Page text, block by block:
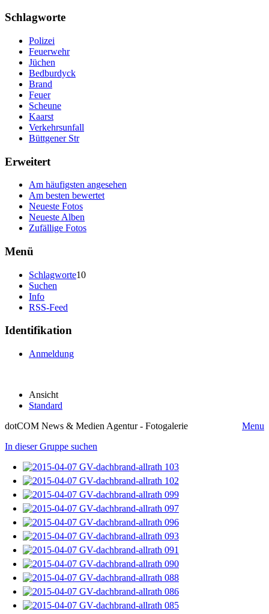
Schlagworte
Polizei
Feuerwehr
Jüchen
Bedburdyck
Brand
Feuer
Scheune
Kaarst
Verkehrsunfall
Büttgener Str
Erweitert
Am häufigsten angesehen
Am besten bewertet
Neueste Fotos
Neueste Alben
Zufällige Fotos
Menü
Schlagworte10
Suchen
Info
RSS-Feed
Identifikation
Anmeldung
Ansicht
Standard
dotCOM News & Medien Agentur - Fotogalerie
Menu
In dieser Gruppe suchen